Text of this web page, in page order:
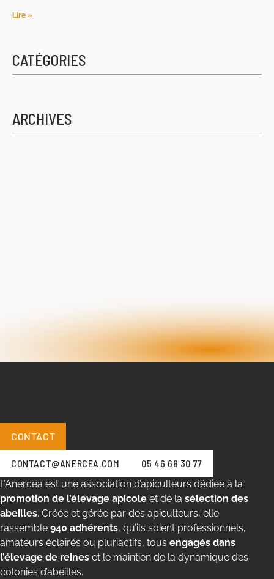
Lire »
CATÉGORIES
ARCHIVES
CONTACT
CONTACT@ANERCEA.COM
05 46 68 30 77
L’Anercea est une association d’apiculteurs dédiée à la
promotion de l’élevage apicole et de la sélection des
abeilles. Créée et gérée par des apiculteurs, elle
rassemble 940 adhérents, qu’ils soient professionnels,
amateurs éclairés ou pluriactifs, tous engagés dans
l’élevage de reines et le maintien de la dynamique des
colonies d’abeilles.